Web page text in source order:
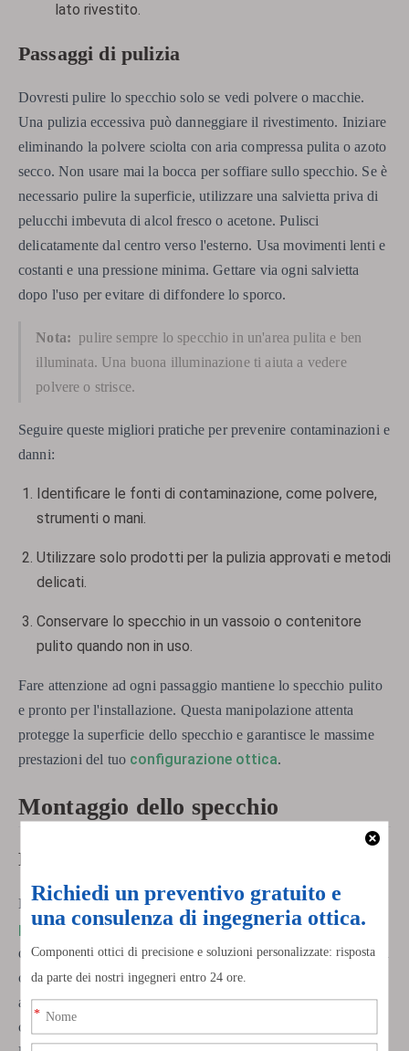
lato rivestito.
Passaggi di pulizia
Dovresti pulire lo specchio solo se vedi polvere o macchie.
Una pulizia eccessiva può danneggiare il rivestimento. Iniziare
eliminando la polvere sciolta con aria compressa pulita o azoto
secco. Non usare mai la bocca per soffiare sullo specchio. Se è
necessario pulire la superficie, utilizzare una salvietta priva di
pelucchi imbevuta di alcol fresco o acetone. Pulisci
delicatamente dal centro verso l'esterno. Usa movimenti lenti e
costanti e una pressione minima. Gettare via ogni salvietta
dopo l'uso per evitare di diffondere lo sporco.
Nota: pulire sempre lo specchio in un'area pulita e ben
illuminata. Una buona illuminazione ti aiuta a vedere
polvere o strisce.
Seguire queste migliori pratiche per prevenire contaminazioni e
danni:
Identificare le fonti di contaminazione, come polvere,
strumenti o mani.
Utilizzare solo prodotti per la pulizia approvati e metodi
delicati.
Conservare lo specchio in un vassoio o contenitore
pulito quando non in uso.
Fare attenzione ad ogni passaggio mantiene lo specchio pulito
e pronto per l'installazione. Questa manipolazione attenta
protegge la superficie dello specchio e garantisce le massime
prestazioni del tuo configurazione ottica.
Montaggio dello specchio
Posizionamento sui pad
È necessario utilizzare i pad giusti per tenere ilspecchio
primario. Il tipo di pad che scegli cambia il funzionamento
del tuo specchio. La maggior parte delle configurazioni utilizza
cuscinetti di plastica piccoli e rigidi. Questi cuscinetti danno
allo specchio un forte supporto e non si schiacciano. I
cuscinetti rigidi consentono allo specchio di muoversi